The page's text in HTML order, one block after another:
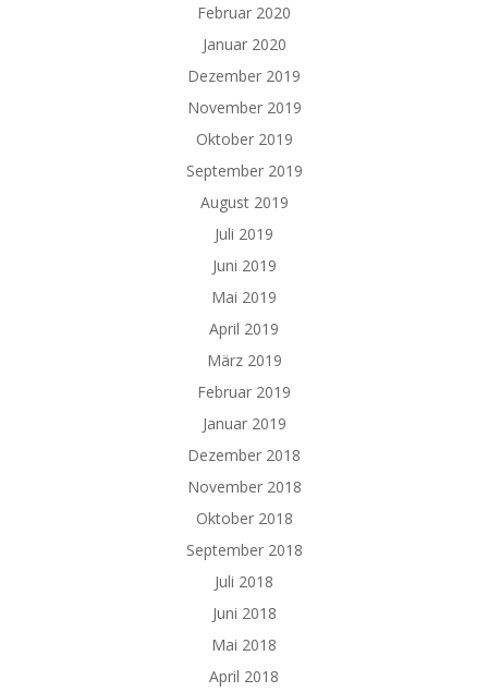
Februar 2020
Januar 2020
Dezember 2019
November 2019
Oktober 2019
September 2019
August 2019
Juli 2019
Juni 2019
Mai 2019
April 2019
März 2019
Februar 2019
Januar 2019
Dezember 2018
November 2018
Oktober 2018
September 2018
Juli 2018
Juni 2018
Mai 2018
April 2018